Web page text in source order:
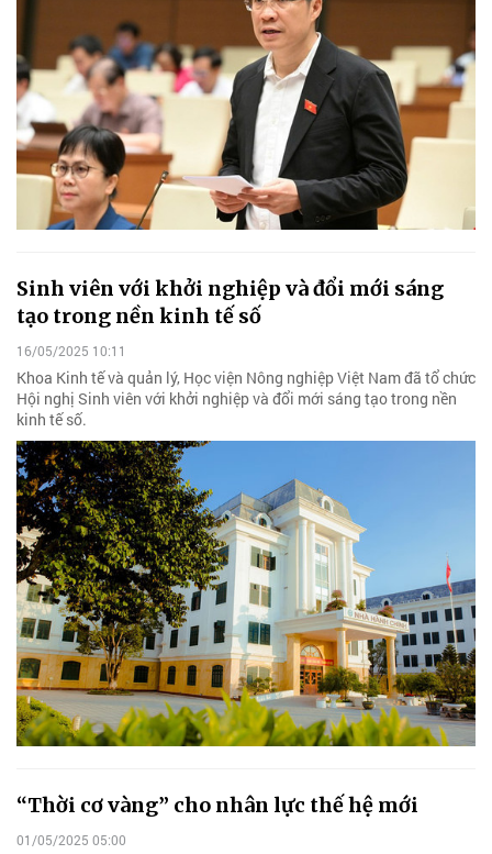
Sinh viên với khởi nghiệp và đổi mới sáng
tạo trong nền kinh tế số
16/05/2025 10:11
Khoa Kinh tế và quản lý, Học viện Nông nghiệp Việt Nam đã tổ chức
Hội nghị Sinh viên với khởi nghiệp và đổi mới sáng tạo trong nền
kinh tế số.
“Thời cơ vàng” cho nhân lực thế hệ mới
01/05/2025 05:00